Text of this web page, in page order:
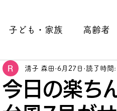
子ども・家族 高齢者
今日の楽ち
清子 森田 6月27日 読了時間